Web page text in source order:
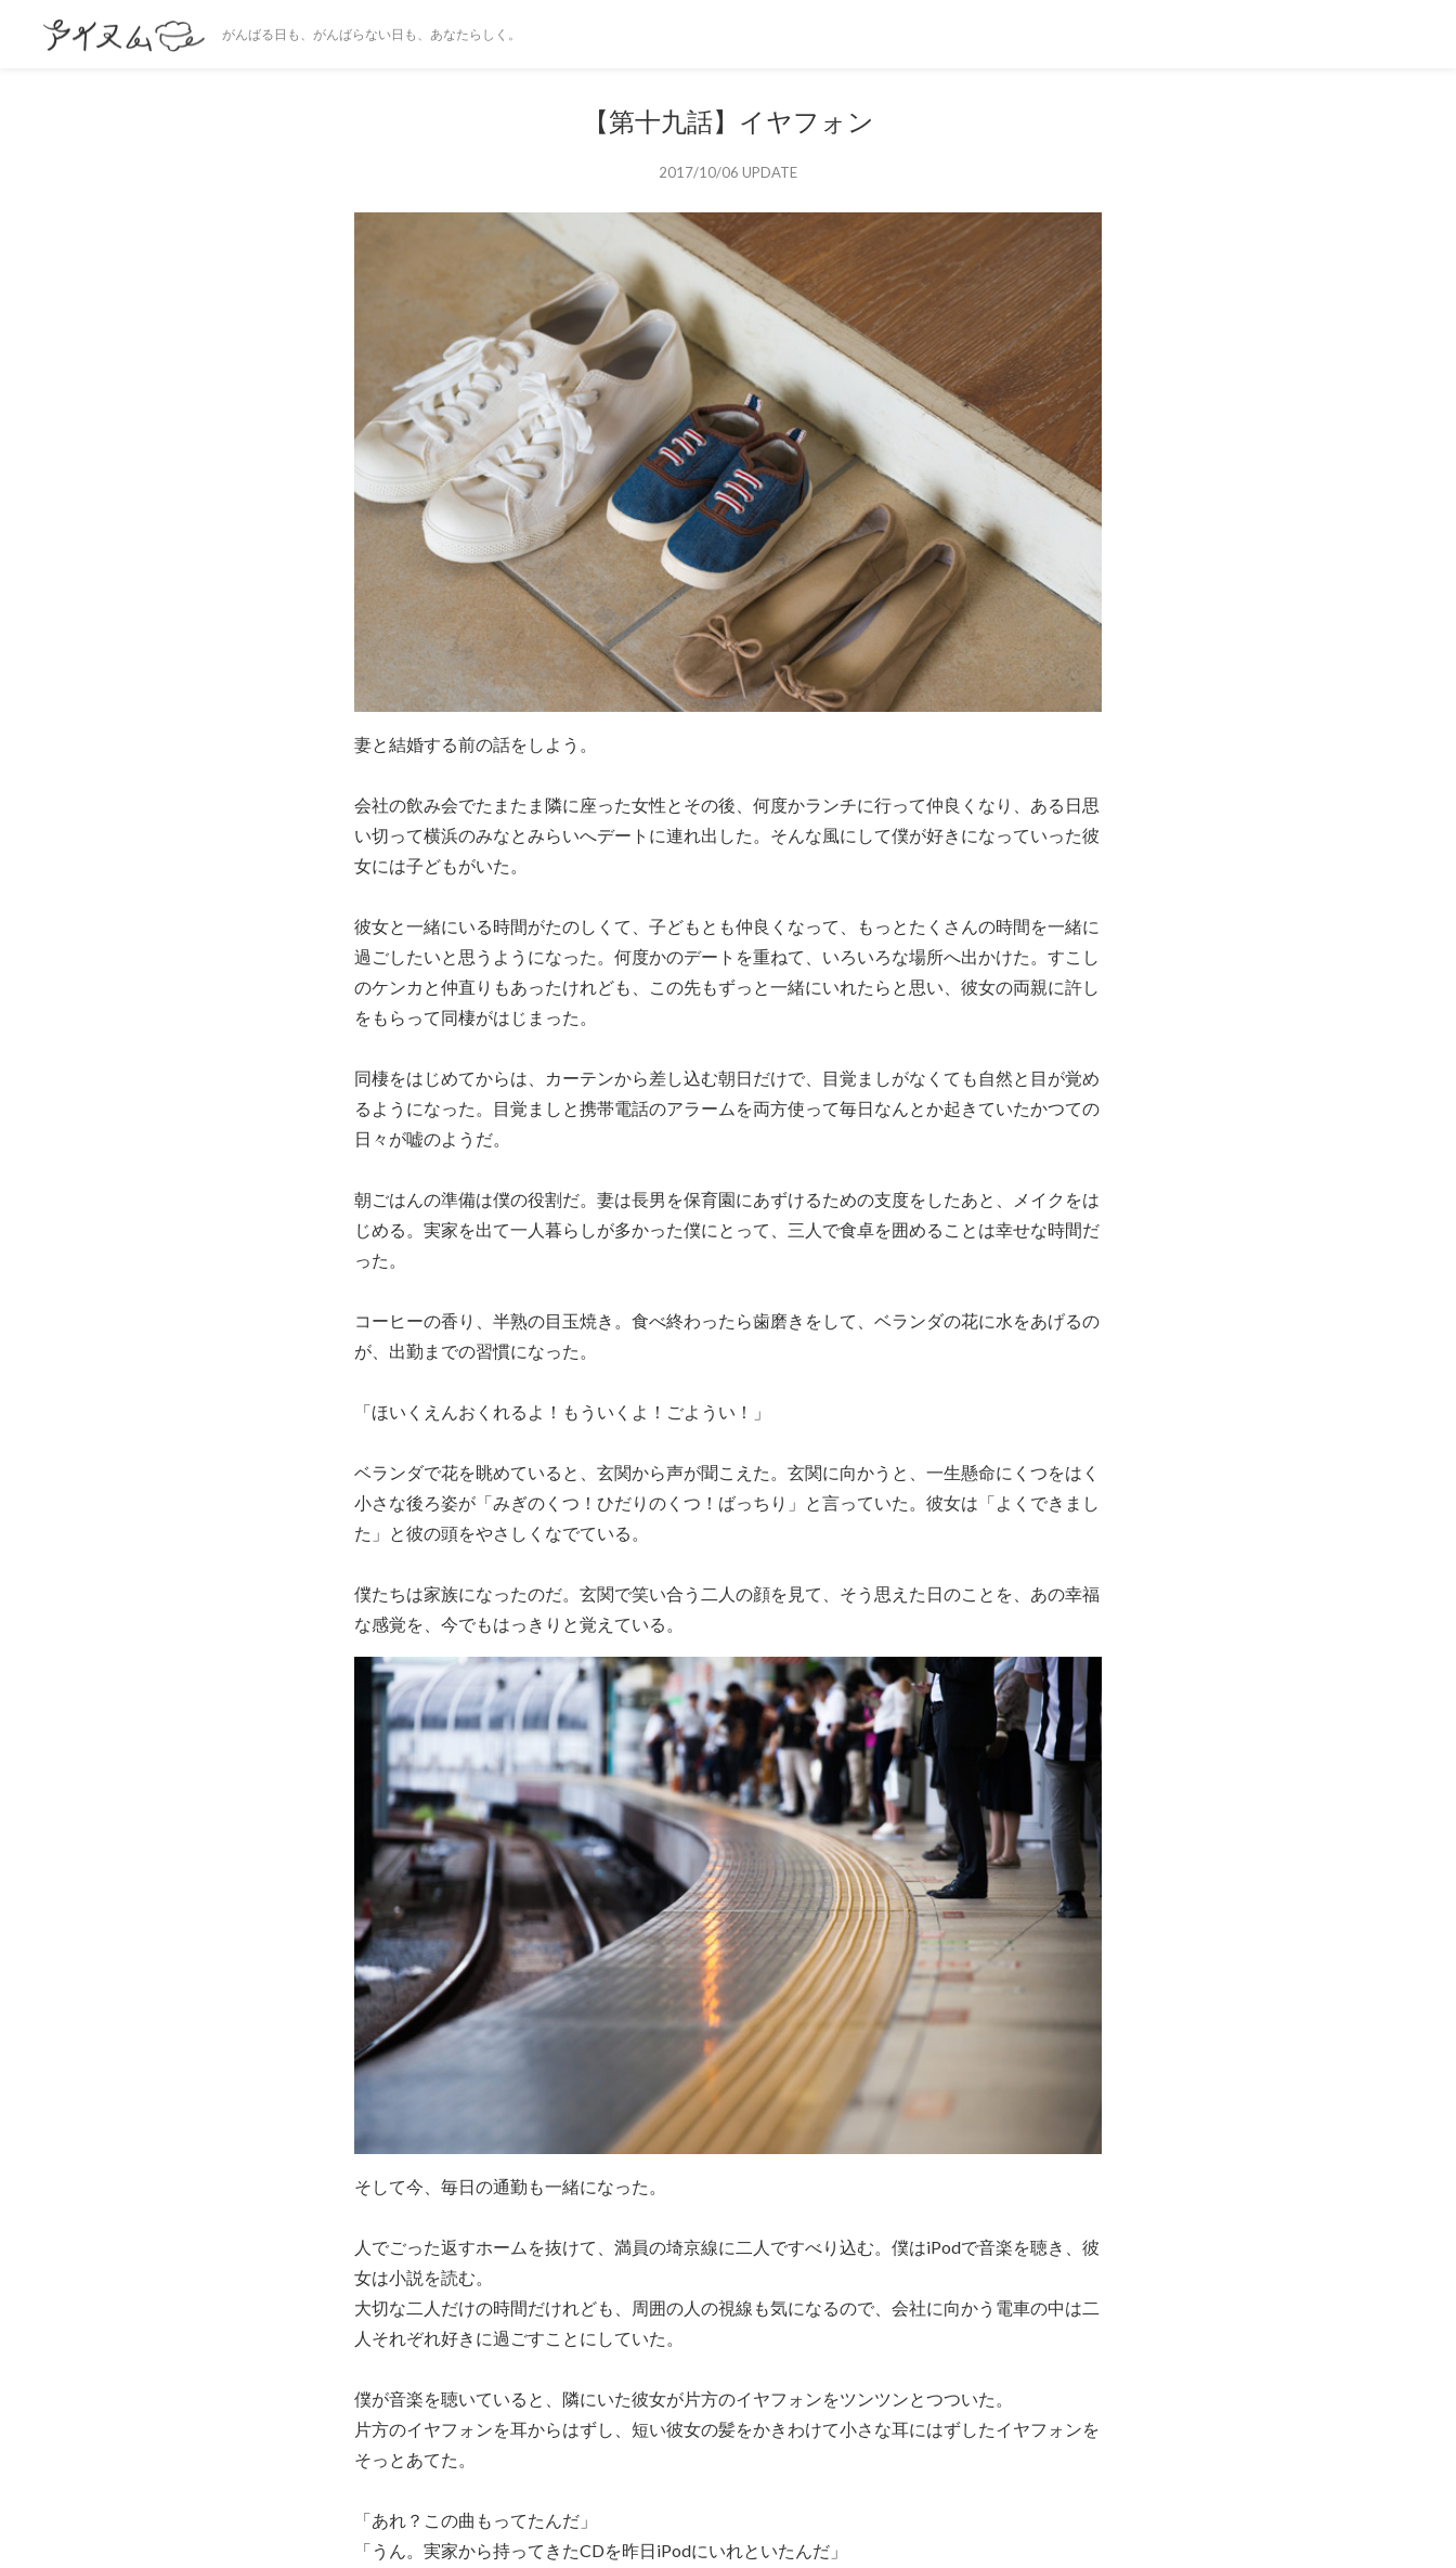
がんばる日も、がんばらない日も、あなたらしく。
【第十九話】イヤフォン
2017/10/06 UPDATE
妻と結婚する前の話をしよう。
会社の飲み会でたまたま隣に座った女性とその後、何度かランチに行って仲良くなり、ある日思
い切って横浜のみなとみらいへデートに連れ出した。そんな風にして僕が好きになっていった彼
女には子どもがいた。
彼女と一緒にいる時間がたのしくて、子どもとも仲良くなって、もっとたくさんの時間を一緒に
過ごしたいと思うようになった。何度かのデートを重ねて、いろいろな場所へ出かけた。すこし
のケンカと仲直りもあったけれども、この先もずっと一緒にいれたらと思い、彼女の両親に許し
をもらって同棲がはじまった。
同棲をはじめてからは、カーテンから差し込む朝日だけで、目覚ましがなくても自然と目が覚め
るようになった。目覚ましと携帯電話のアラームを両方使って毎日なんとか起きていたかつての
日々が嘘のようだ。
朝ごはんの準備は僕の役割だ。妻は長男を保育園にあずけるための支度をしたあと、メイクをは
じめる。実家を出て一人暮らしが多かった僕にとって、三人で食卓を囲めることは幸せな時間だ
った。
コーヒーの香り、半熟の目玉焼き。食べ終わったら歯磨きをして、ベランダの花に水をあげるの
が、出勤までの習慣になった。
「ほいくえんおくれるよ！もういくよ！ごようい！」
ベランダで花を眺めていると、玄関から声が聞こえた。玄関に向かうと、一生懸命にくつをはく
小さな後ろ姿が「みぎのくつ！ひだりのくつ！ばっちり」と言っていた。彼女は「よくできまし
た」と彼の頭をやさしくなでている。
僕たちは家族になったのだ。玄関で笑い合う二人の顔を見て、そう思えた日のことを、あの幸福
な感覚を、今でもはっきりと覚えている。
そして今、毎日の通勤も一緒になった。
人でごった返すホームを抜けて、満員の埼京線に二人ですべり込む。僕はiPodで音楽を聴き、彼
女は小説を読む。
大切な二人だけの時間だけれども、周囲の人の視線も気になるので、会社に向かう電車の中は二
人それぞれ好きに過ごすことにしていた。
僕が音楽を聴いていると、隣にいた彼女が片方のイヤフォンをツンツンとつついた。
片方のイヤフォンを耳からはずし、短い彼女の髪をかきわけて小さな耳にはずしたイヤフォンを
そっとあてた。
「あれ？この曲もってたんだ」
「うん。実家から持ってきたCDを昨日iPodにいれといたんだ」